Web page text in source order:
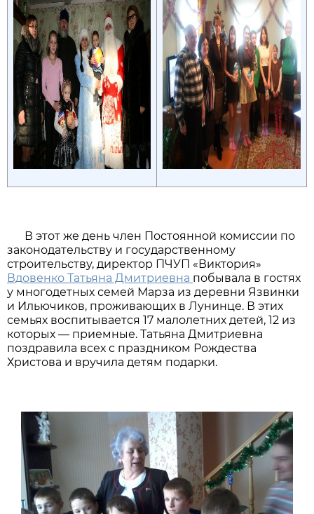
В этот же день член Постоянной комиссии по
законодательству и государственному
строительству, директор ПЧУП «Виктория»
Вдовенко Татьяна Дмитриевна побывала в гостях
у многодетных семей Марза из деревни Язвинки
и Ильючиков, проживающих в Лунинце. В этих
семьях воспитывается 17 малолетних детей, 12 из
которых — приемные. Татьяна Дмитриевна
поздравила всех с праздником Рождества
Христова и вручила детям подарки.